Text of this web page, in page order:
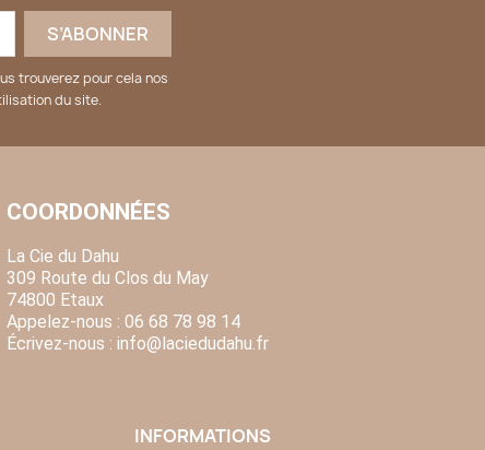
trouverez pour cela nos
du site.
COORDONNÉES
La Cie du Dahu
309 Route du Clos du May
74800 Etaux
Appelez-nous : 06 68 78 98 14
Écrivez-nous : info@laciedudahu.fr
INFORMATIONS